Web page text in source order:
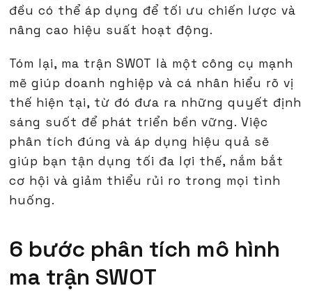
đều có thể áp dụng để tối ưu chiến lược và
nâng cao hiệu suất hoạt động.
Tóm lại, ma trận SWOT là một công cụ mạnh
mẽ giúp doanh nghiệp và cá nhân hiểu rõ vị
thế hiện tại, từ đó đưa ra những quyết định
sáng suốt để phát triển bền vững. Việc
phân tích đúng và áp dụng hiệu quả sẽ
giúp bạn tận dụng tối đa lợi thế, nắm bắt
cơ hội và giảm thiểu rủi ro trong mọi tình
huống.
6 bước phân tích mô hình
ma trận SWOT